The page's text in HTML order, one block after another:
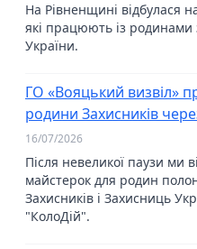
На Рівненщині відбулася
які працюють із родинами
України.
ГО «Вояцький визвіл»
родини Захисників
16/07/2026
Після невеликої паузи ми
майстерок для родин
Захисників і Захисниць
"КолоДій".